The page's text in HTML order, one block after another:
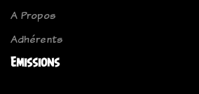
A Propos
Adhérents
Emissions